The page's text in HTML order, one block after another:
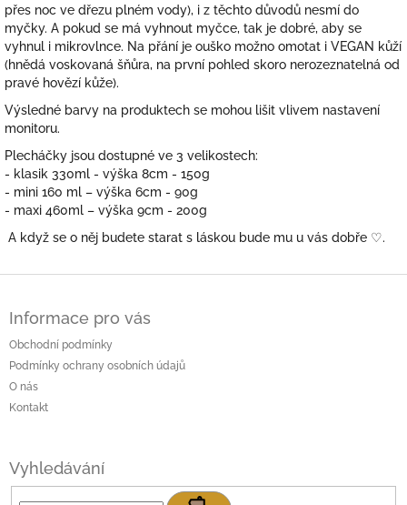
přes noc ve dřezu plném vody), i z těchto důvodů nesmí do
myčky. A pokud se má vyhnout myčce, tak je dobré, aby se
vyhnul i mikrovlnce. Na přání je ouško možno omotat i VEGAN kůží
(hnědá voskovaná šňůra, na první pohled skoro nerozeznatelná od
pravé hovězí kůže).
Výsledné barvy na produktech se mohou lišit vlivem nastavení
monitoru.
Plecháčky jsou dostupné ve 3 velikostech:
- klasik 330ml - výška 8cm - 150g
- mini 160 ml – výška 6cm - 90g
- maxi 460ml – výška 9cm - 200g
A když se o něj budete starat s láskou bude mu u vás dobře ♡.
Informace pro vás
Obchodní podmínky
Podmínky ochrany osobních údajů
O nás
Kontakt
Vyhledávání